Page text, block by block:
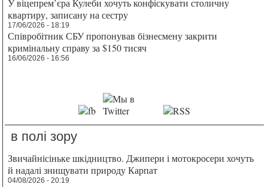
У віцепрем’єра Кулеби хочуть конфіскувати столичну
квартиру, записану на сестру
17/06/2026 - 18:19
Співробітник СБУ пропонував бізнесмену закрити
кримінальну справу за $150 тисяч
16/06/2026 - 16:56
в полі зору
Звичайнісіньке шкідництво. Джипери і мотокросери хочуть
й надалі знищувати природу Карпат
04/08/2026 - 20:19